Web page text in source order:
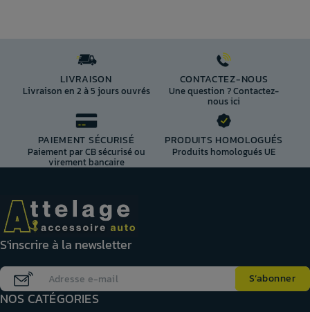
LIVRAISON
Livraison en 2 à 5 jours ouvrés
CONTACTEZ-NOUS
Une question ? Contactez-
nous ici
PAIEMENT SÉCURISÉ
Paiement par CB sécurisé ou
virement bancaire
PRODUITS HOMOLOGUÉS
Produits homologués UE
NOS CATÉGORIES
S'inscrire à la newsletter